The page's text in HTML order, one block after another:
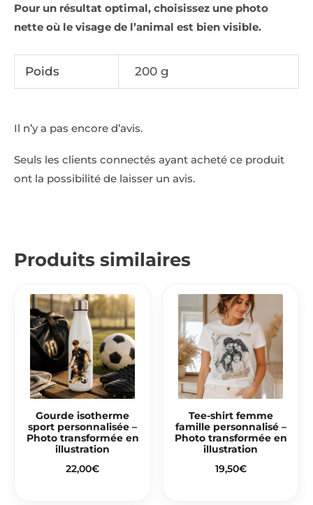
Pour un résultat optimal, choisissez une photo
nette où le visage de l’animal est bien visible.
Poids 200 g
Il n’y a pas encore d’avis.
Seuls les clients connectés ayant acheté ce produit
ont la possibilité de laisser un avis.
Produits similaires
Gourde isotherme
sport personnalisée –
Photo transformée en
illustration
22,00€
Tee-shirt femme
famille personnalisé –
Photo transformée en
illustration
19,50€